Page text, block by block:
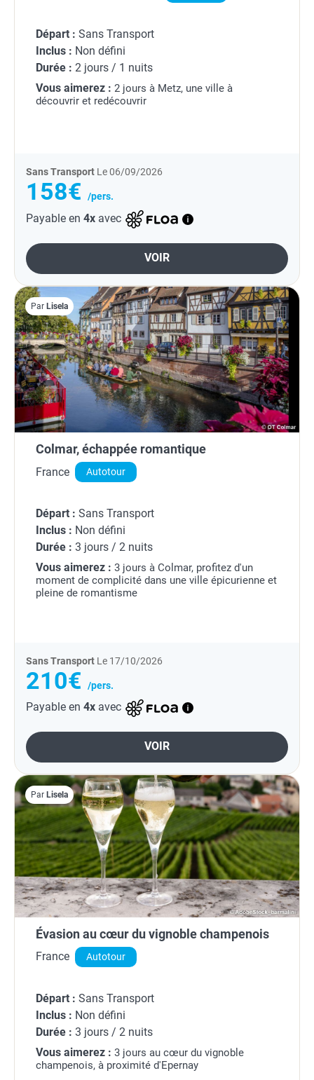
Départ : Sans Transport
Inclus : Non défini
Durée : 2 jours / 1 nuits
Vous aimerez : 2 jours à Metz, une ville à
découvrir et redécouvrir
Sans Transport Le 06/09/2026
158€ /pers.
Payable en 4x avec
VOIR
Par Lisela
Colmar, échappée romantique
France Autotour
Départ : Sans Transport
Inclus : Non défini
Durée : 3 jours / 2 nuits
Vous aimerez : 3 jours à Colmar, profitez d'un
moment de complicité dans une ville épicurienne et
pleine de romantisme
Sans Transport Le 17/10/2026
210€ /pers.
Payable en 4x avec
VOIR
Par Lisela
Évasion au cœur du vignoble champenois
France Autotour
Départ : Sans Transport
Inclus : Non défini
Durée : 3 jours / 2 nuits
Vous aimerez : 3 jours au cœur du vignoble
champenois, à proximité d'Epernay